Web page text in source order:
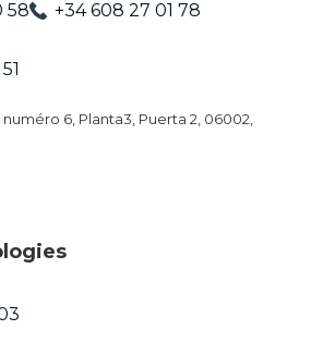
58 +34 608 27 01 78
numéro 6, Planta3, Puerta 2, 06002,